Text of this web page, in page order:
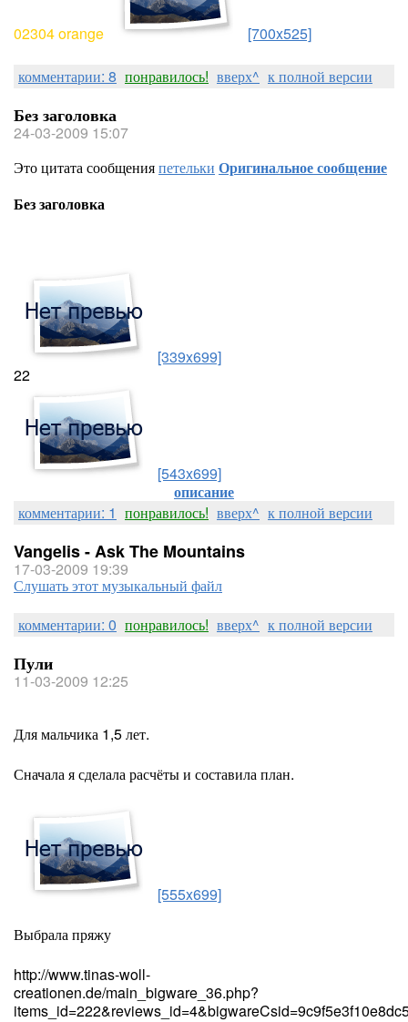
02304 orange [700x525]
комментарии: 8 понравилось! вверх^ к полной версии
Без заголовка
24-03-2009 15:07
Это цитата сообщенияпетельки Оригинальное сообщение
Без заголовка
[339x699]
22
[543x699]
описание
комментарии: 1 понравилось! вверх^ к полной версии
Vangelis - Ask The Mountains
17-03-2009 19:39
Слушать этот музыкальный файл
комментарии: 0 понравилось! вверх^ к полной версии
Пули
11-03-2009 12:25
Для мальчика 1,5 лет.
Сначала я сделала расчёты и составила план.
[555x699]
Выбрала пряжу
http://www.tinas-woll-
creationen.de/main_bigware_36.php?